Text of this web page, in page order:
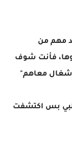
مهم من
فأنت شوف
شغال معاهم"
بس اكتشفت